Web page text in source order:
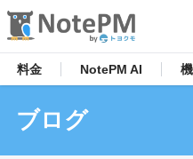
料金 NotePM AI
ブログ